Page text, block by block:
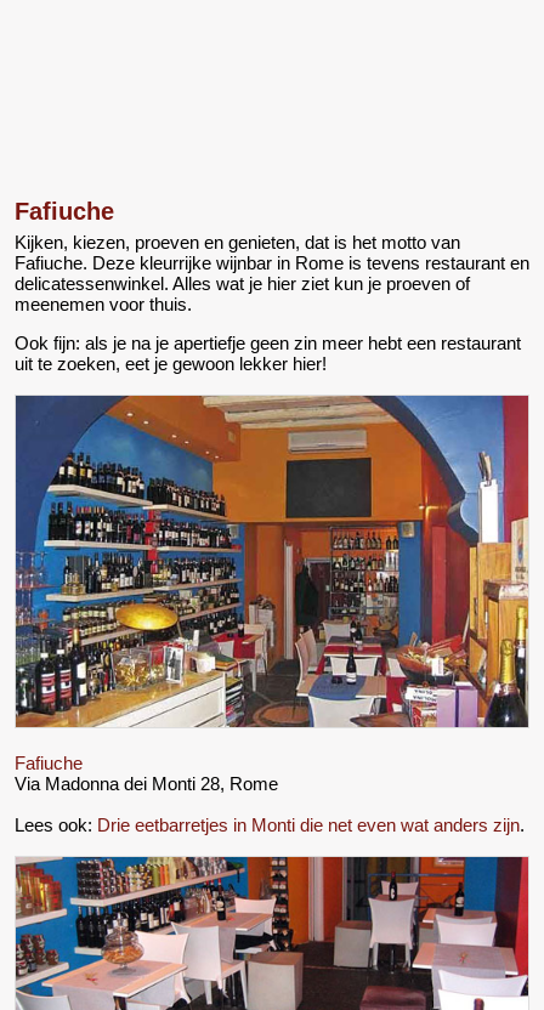
Fafiuche
Kijken, kiezen, proeven en genieten, dat is het motto van
Fafiuche. Deze kleurrijke wijnbar in Rome is tevens restaurant en
delicatessenwinkel. Alles wat je hier ziet kun je proeven of
meenemen voor thuis.
Ook fijn: als je na je apertiefje geen zin meer hebt een restaurant
uit te zoeken, eet je gewoon lekker hier!
Fafiuche
Via Madonna dei Monti 28, Rome
Lees ook: Drie eetbarretjes in Monti die net even wat anders zijn.